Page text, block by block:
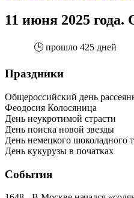
11 июня 2025 года.
🕒 прошло 425 дней
Праздники
Общероссийский день
Феодосия Колосяница
День неукротимой страсти
День поиска новой звезды
День немецкого шоколадного
День кукурузы в початках
События